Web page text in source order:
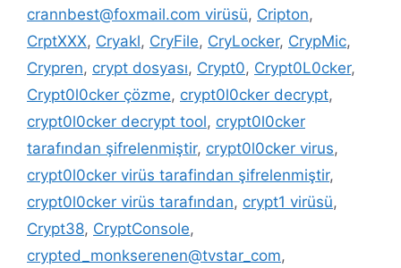
crannbest@foxmail.com virüsü, Cripton,
CrptXXX, Cryakl, CryFile, CryLocker, CrypMic,
Crypren, crypt dosyası, Crypt0, Crypt0L0cker,
Crypt0l0cker çözme, crypt0l0cker decrypt,
crypt0l0cker decrypt tool, crypt0l0cker
tarafından şifrelenmiştir, crypt0l0cker virus,
crypt0l0cker virüs tarafindan şifrelenmiştir,
crypt0l0cker virüs tarafından, crypt1 virüsü,
Crypt38, CryptConsole,
crypted_monkserenen@tvstar_com,